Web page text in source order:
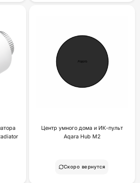
Центр умного дома и ИК-пульт
Aqara Hub M2
Скоро вернутся